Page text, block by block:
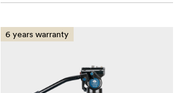
6 years warranty